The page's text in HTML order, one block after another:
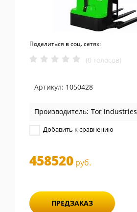
Поделиться в соц. сетях:
(0 голосов)
Артикул: 1050428
Производитель: Tor industries
Добавить к сравнению
458520 руб.
ПРЕДЗАКАЗ